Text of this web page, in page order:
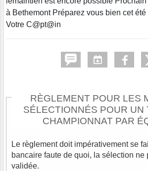
à Bethemont Préparez vous bien cet été
Votre C@pt@in
RÈGLEMENT POUR LES
SÉLECTIONNÉS POUR UN
CHAMPIONNAT PAR
Le règlement doit impérativement se
bancaire faute de quoi, la sélection ne
validée.